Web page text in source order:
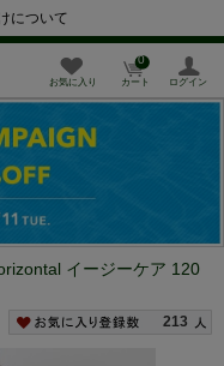
について
お気に入り カート
0
ログイン
イージーケア 120
213